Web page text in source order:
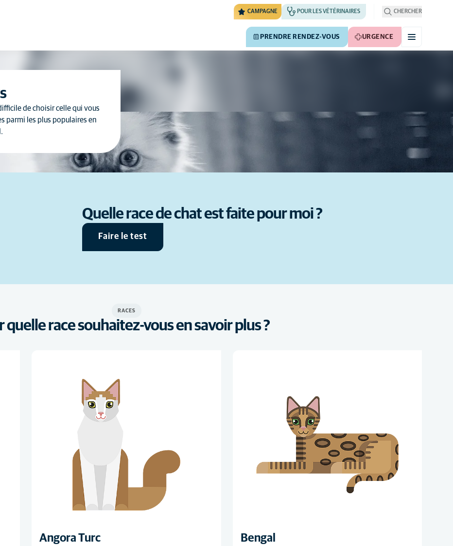
CAMPAGNE POUR LES VÉTÉRINAIRES CHERCHER
PRENDRE RENDEZ-VOUS URGENCE
de choisir celle qui vous
parmi les plus populaires en
Quelle race de chat est faite pour moi ?
Faire le test
RACES
quelle race souhaitez-vous en savoir plus ?
Angora Turc Bengal